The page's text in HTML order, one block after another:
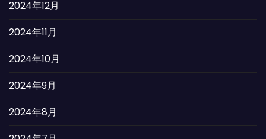
2024年12月
2024年11月
2024年10月
2024年9月
2024年8月